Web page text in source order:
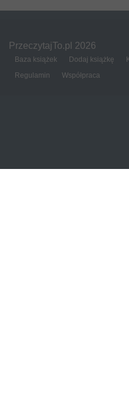
PrzeczytajTo.pl 2026
Baza książek Dodaj książkę
Regulamin
Współpraca